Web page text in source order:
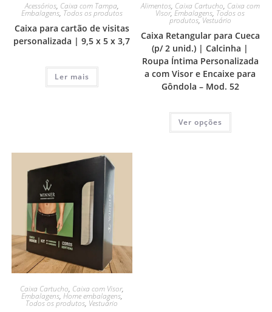
Acessórios, Caixa com Tampa,
Embalagens, Todos os produtos
Caixa para cartão de visitas
personalizada | 9,5 x 5 x 3,7
Ler mais
Alimentos, Caixa Cartucho, Caixa com
Visor,Embalagens, Todos os
produtos,Vestuário
Caixa Retangular para Cueca
(p/ 2 unid.) | Calcinha |
Roupa Íntima Personalizada
a com Visor e Encaixe para
Gôndola – Mod. 52
Ver opções
Caixa Cartucho, Caixa com Visor,
Embalagens, Home embalagens,
Todos os produtos, Vestuário